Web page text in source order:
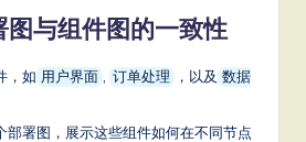
与组件图的一致性
，如 用户界面 , 订单处理 ，以及 数据
部署图，展示这些组件如何在不同节点